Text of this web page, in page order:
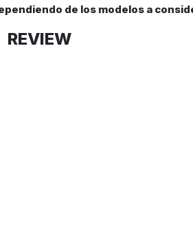
de los modelos a
REVIEW